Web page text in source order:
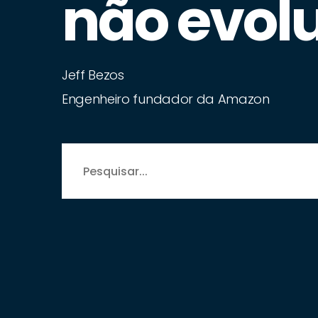
não
Jeff Bezos
Engenheiro fundador da Amazon